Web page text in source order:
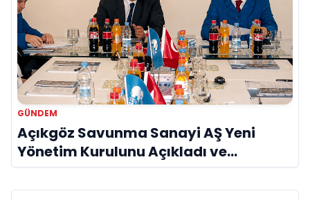
GÜNDEM
Açıkgöz Savunma Sanayi AŞ Yeni
Yönetim Kurulunu Açıkladı ve
Savunma Sanayinde Küresel Vizyon
Vurgusu